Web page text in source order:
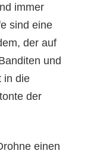
immer
sind eine
der auf
und
in die
der
einen